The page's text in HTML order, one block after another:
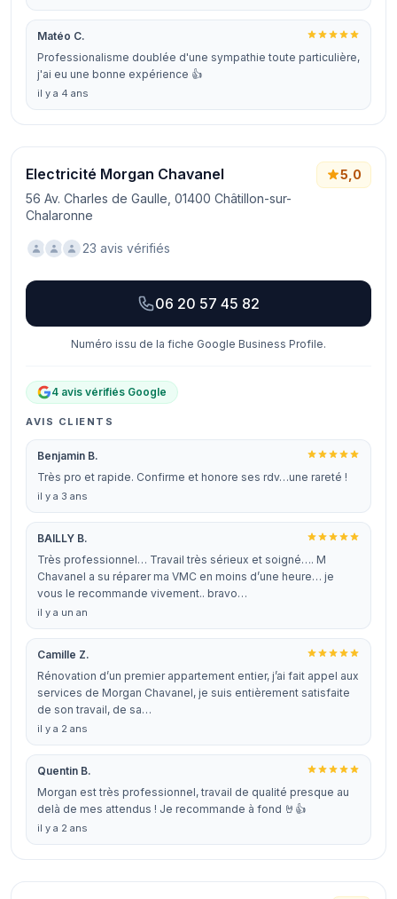
Matéo C.
Professionalisme doublée d'une sympathie toute particulière,
j'ai eu une bonne expérience 👍
il y a 4 ans
Electricité Morgan Chavanel
56 Av. Charles de Gaulle, 01400 Châtillon-sur-
Chalaronne
5,0
23 avis vérifiés
06 20 57 45 82
Numéro issu de la fiche Google Business Profile.
4 avis vérifiés Google
AVIS CLIENTS
Benjamin B.
Très pro et rapide. Confirme et honore ses rdv…une rareté !
il y a 3 ans
BAILLY B.
Très professionnel… Travail très sérieux et soigné…. M
Chavanel a su réparer ma VMC en moins d’une heure… je
vous le recommande vivement.. bravo…
il y a un an
Camille Z.
Rénovation d’un premier appartement entier, j’ai fait appel aux
services de Morgan Chavanel, je suis entièrement satisfaite
de son travail, de sa…
il y a 2 ans
Quentin B.
Morgan est très professionnel, travail de qualité presque au
delà de mes attendus ! Je recommande à fond 🤘👍
il y a 2 ans